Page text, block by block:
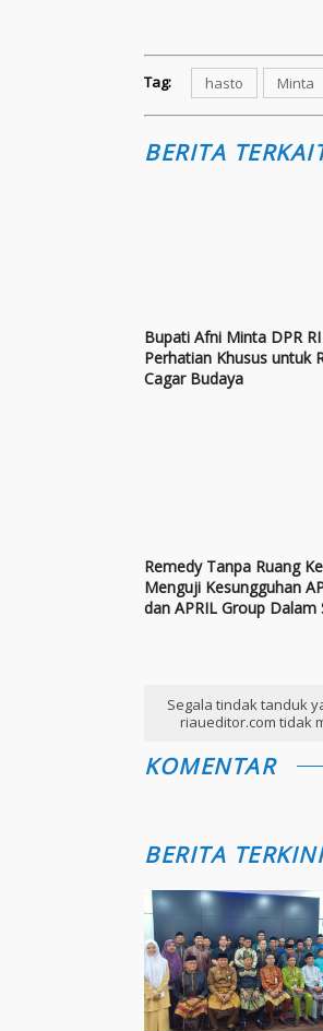
Tag: hasto Minta
BERITA
Bupati Afni Minta DPR
Perhatian Khusus untuk
Cagar Budaya
Remedy Tanpa Ruang
Menguji Kesungguhan
dan APRIL Group Dalam
Segala tindak tanduk
riaueditor.com tidak
KOMENTAR
BERITA TERKINI